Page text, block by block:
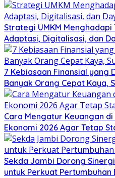
Strategi UMKM Menghadapi
Adaptasi, Digitalisasi, dan
7 Kebiasaan Finansial yang
Banyak Orang Cepat Kaya,
Cara Mengatur Keuangan
Ekonomi 2026 Agar Tetap
Sekda Jambi Dorong
untuk Perkuat Pertumbuhan